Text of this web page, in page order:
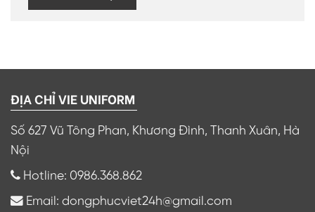
ĐỊA CHỈ VIE UNIFORM
Số 627 Vũ Tông Phan, Khương Đình, Thanh Xuân, Hà
Nội
Hotline: 0986.368.862
Email: dongphucviet24h@gmail.com